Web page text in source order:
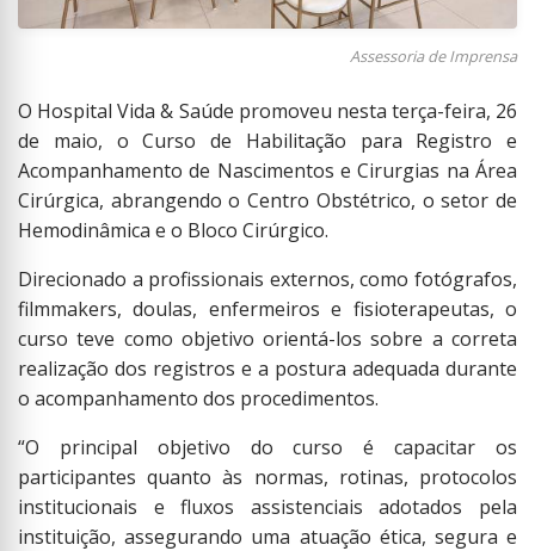
Assessoria de Imprensa
O Hospital Vida & Saúde promoveu nesta terça-feira, 26
de maio, o Curso de Habilitação para Registro e
Acompanhamento de Nascimentos e Cirurgias na Área
Cirúrgica, abrangendo o Centro Obstétrico, o setor de
Hemodinâmica e o Bloco Cirúrgico.
Direcionado a profissionais externos, como fotógrafos,
filmmakers, doulas, enfermeiros e fisioterapeutas, o
curso teve como objetivo orientá-los sobre a correta
realização dos registros e a postura adequada durante
o acompanhamento dos procedimentos.
“O principal objetivo do curso é capacitar os
participantes quanto às normas, rotinas, protocolos
institucionais e fluxos assistenciais adotados pela
instituição, assegurando uma atuação ética, segura e